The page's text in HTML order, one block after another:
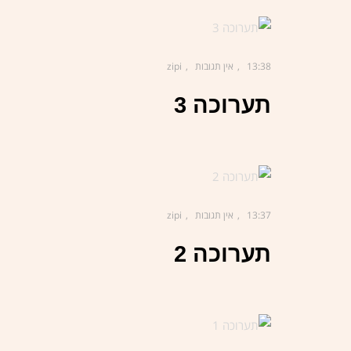
13:38 אין תגובות zipi
תערוכה 3
13:37 אין תגובות zipi
תערוכה 2